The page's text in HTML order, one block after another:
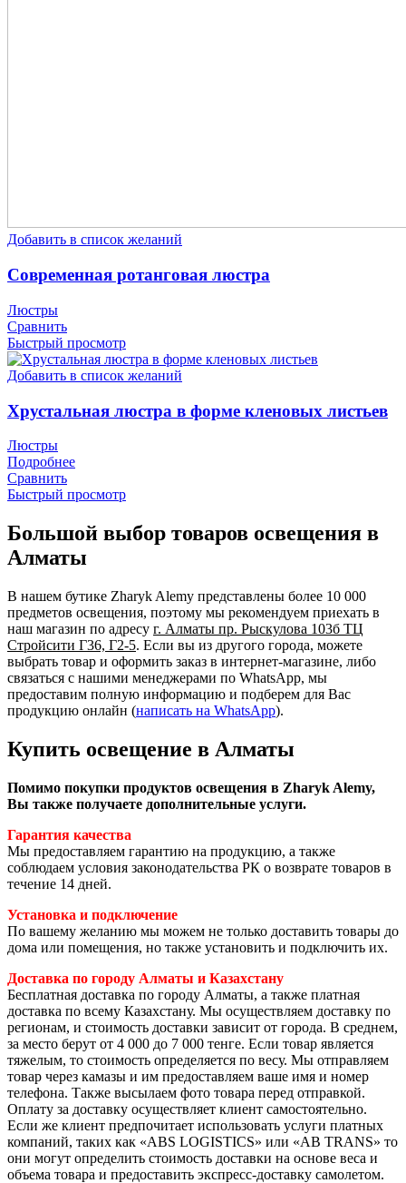
Добавить в список желаний
Современная ротанговая люстра
Люстры
Сравнить
Быстрый просмотр
Добавить в список желаний
Хрустальная люстра в форме кленовых листьев
Люстры
Подробнее
Сравнить
Быстрый просмотр
Большой выбор товаров освещения в
Алматы
В нашем бутике Zharyk Alemy представлены более 10 000
предметов освещения, поэтому мы рекомендуем приехать в
наш магазин по адресу г. Алматы пр. Рыскулова 103б ТЦ
Стройсити Г36, Г2-5. Если вы из другого города, можете
выбрать товар и оформить заказ в интернет-магазине, либо
связаться с нашими менеджерами по WhatsApp, мы
предоставим полную информацию и подберем для Вас
продукцию онлайн (написать на WhatsApp).
Купить освещение в Алматы
Помимо покупки продуктов освещения в Zharyk Alemy,
Вы также получаете дополнительные услуги.
Гарантия качества
Мы предоставляем гарантию на продукцию, а также
соблюдаем условия законодательства РК о возврате товаров в
течение 14 дней.
Установка и подключение
По вашему желанию мы можем не только доставить товары до
дома или помещения, но также установить и подключить их.
Доставка по городу Алматы и Казахстану
Бесплатная доставка по городу Алматы, а также платная
доставка по всему Казахстану. Мы осуществляем доставку по
регионам, и стоимость доставки зависит от города. В среднем,
за место берут от 4 000 до 7 000 тенге. Если товар является
тяжелым, то стоимость определяется по весу. Мы отправляем
товар через камазы и им предоставляем ваше имя и номер
телефона. Также высылаем фото товара перед отправкой.
Оплату за доставку осуществляет клиент самостоятельно.
Если же клиент предпочитает использовать услуги платных
компаний, таких как «ABS LOGISTICS» или «AB TRANS» то
они могут определить стоимость доставки на основе веса и
объема товара и предоставить экспресс-доставку самолетом.